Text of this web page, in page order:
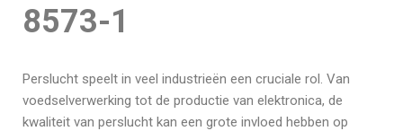
8573-1
Perslucht speelt in veel industrieën een cruciale rol. Van
voedselverwerking tot de productie van elektronica, de
kwaliteit van perslucht kan een grote invloed hebben op